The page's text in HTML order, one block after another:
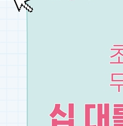
번 만들어 보죠